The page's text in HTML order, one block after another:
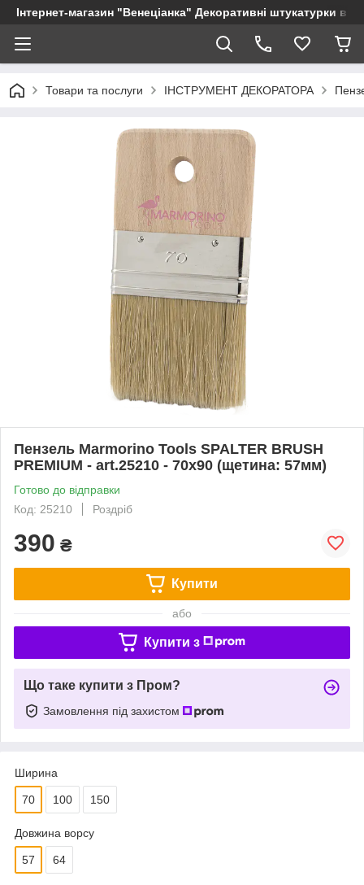
Інтернет-магазин "Венеціанка" Декоративні штукатурки від
Товари та послуги ІНСТРУМЕНТ ДЕКОРАТОРА
Пензель Marmorino Tools SPALTER BRUSH
PREMIUM - art.25210 - 70x90 (щетина: 57мм)
Готово до відправки
Код: 25210
Роздріб
390 ₴
Купити
або
Купити з
Що таке купити з Пром?
Замовлення під захистом
Ширина
70 100 150
Довжина ворсу
57 64